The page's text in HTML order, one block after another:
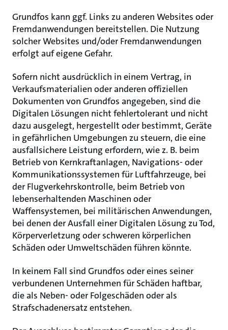
Grundfos kann ggf. Links zu anderen Websites oder
Fremdanwendungen bereitstellen. Die Nutzung
solcher Websites und/oder Fremdanwendungen
erfolgt auf eigene Gefahr.
Sofern nicht ausdrücklich in einem Vertrag, in
Verkaufsmaterialien oder anderen offiziellen
Dokumenten von Grundfos angegeben, sind die
Digitalen Lösungen nicht fehlertolerant und nicht
dazu ausgelegt, hergestellt oder bestimmt, Geräte
in gefährlichen Umgebungen zu steuern, die eine
ausfallsichere Leistung erfordern, wie z. B. beim
Betrieb von Kernkraftanlagen, Navigations- oder
Kommunikationssystemen für Luftfahrzeuge, bei
der Flugverkehrskontrolle, beim Betrieb von
lebenserhaltenden Maschinen oder
Waffensystemen, bei militärischen Anwendungen,
bei denen der Ausfall einer Digitalen Lösung zu Tod,
Körperverletzung oder schweren körperlichen
Schäden oder Umweltschäden führen könnte.
In keinem Fall sind Grundfos oder eines seiner
verbundenen Unternehmen für Schäden haftbar,
die als Neben- oder Folgeschäden oder als
Strafschadenersatz entstehen.